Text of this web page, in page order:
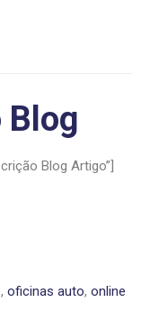
Blog
Blog Artigo”]
, oficinas auto, online